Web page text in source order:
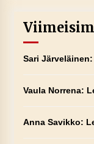
Sari Järveläinen:
Vaula Norrena:
Anna Savikko: